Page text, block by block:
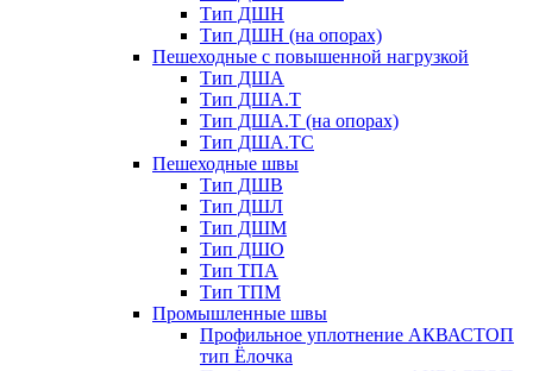
Тип ДШН
Тип ДШН (на опорах)
Пешеходные с повышенной нагрузкой
Тип ДША
Тип ДША.Т
Тип ДША.Т (на опорах)
Тип ДША.ТС
Пешеходные швы
Тип ДШВ
Тип ДШЛ
Тип ДШМ
Тип ДШО
Тип ТПА
Тип ТПМ
Промышленные швы
Профильное уплотнение АКВАСТОП
тип Ёлочка